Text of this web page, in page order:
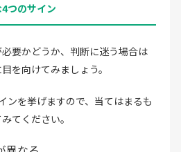
つのサイン
要かどうか、判断に迷う場合は
を向けてみましょう。
ンを挙げますので、当てはまるも
てください。